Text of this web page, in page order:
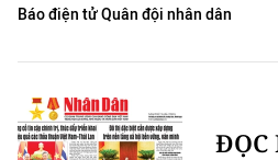
Báo điện tử Quân đội nhân dân
ĐỌC